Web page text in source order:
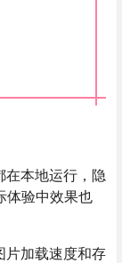
在本地运行，隐
体验中效果也
片加载速度和存